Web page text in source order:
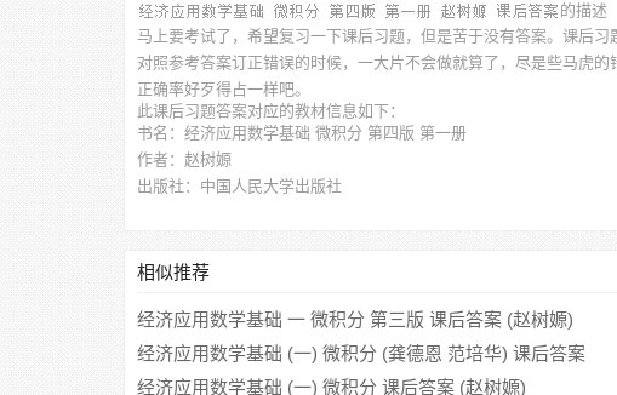
的描述
马上要考试了，希望复习一下课后习题，但是苦于没有答案。课后习
对照参考答案订正错误的时候，一大片不会做就算了，尽是些马虎
正确率好歹得占一样吧。
此课后习题答案对应的教材信息如下：
书名：经济应用数学基础 微积分 第四版 第一册
作者：赵树嫄
出版社：中国人民大学出版社
相似推荐
经济应用数学基础 一 微积分 第三版 课后答案 (赵树嫄)
经济应用数学基础 (一) 微积分 (龚德恩 范培华) 课后答案
经济应用数学基础 (一) 微积分 课后答案 (赵树嫄)